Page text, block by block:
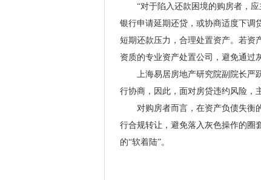
“对于陷入还款困境的购房者，应
银行申请延期还贷，或协商适度下调
短期还款压力，合理处置资产。若资
资质的专业资产处置公司，避免通过
上海易居房地产研究院副院长严跃
行协商，因此，面对房贷违约风险，
对购房者而言，在资产负债失衡的
行合规转让，避免落入灰色操作的圈
的“软着陆”。